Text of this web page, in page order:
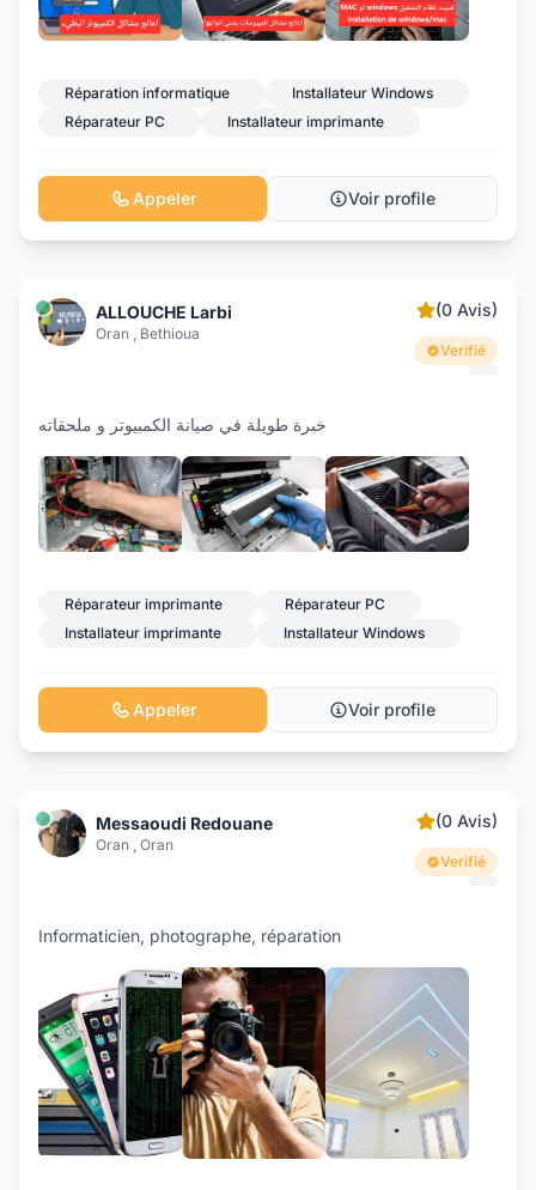
Réparation informatique
Installateur Windows
Réparateur PC
Installateur imprimante
Appeler Voir profile
ALLOUCHE Larbi
Oran , Bethioua
(0 Avis)
Verifié
خبرة طويلة في صيانة الكمبيوتر و ملحقاته
Réparateur imprimante
Réparateur PC
Installateur imprimante
Installateur Windows
Appeler Voir profile
Messaoudi Redouane
Oran , Oran
(0 Avis)
Verifié
Informaticien, photographe, réparation